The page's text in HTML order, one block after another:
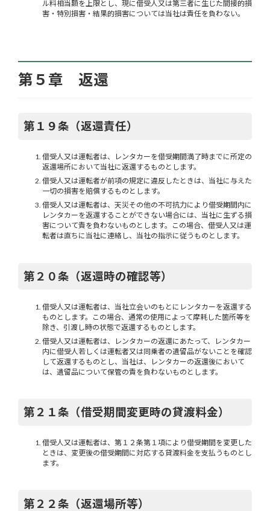
ル料相当額を上限とし、現に借受人又は第三者に生じた間接的損
害・特別損害・結果的損害については当社は責任を負わない。
第５章 返還
第１９条（返還責任）
借受人又は運転者は、レンタカーを借受期間満了時までに所定の
返還場所において当社に返還するものとします。
借受人又は運転者が前項の規定に違反したときは、当社に与えた
一切の損害を賠償するものとします。
借受人又は運転者は、天災その他の不可抗力により借受期間内に
レンタカーを返還することができない場合には、当社に生ずる損
害について責を負わないものとします。この場合、借受人又は運
転者は直ちに当社に連絡し、当社の指示に従うものとします。
第２０条（返還時の確認等）
借受人又は運転者は、当社立会いのもとにレンタカーを返還する
ものとします。この場合、通常の使用によって摩耗した箇所等を
除き、引渡し時の状態で返還するものとします。
借受人又は運転者は、レンタカーの返還にあたって、レンタカー
内に借受人若しくは運転者又は同乗者の遺留品がないことを確認
して返還するものとし、当社は、レンタカーの返還後において
は、遺留品について保管の責を負わないものとします。
第２１条（借受期間変更時の貸渡料金）
借受人又は運転者は、第１２条第１項により借受期間を変更した
ときは、変更後の借受期間に対応する貸渡料金を支払うものとし
ます。
第２２条（返還場所等）